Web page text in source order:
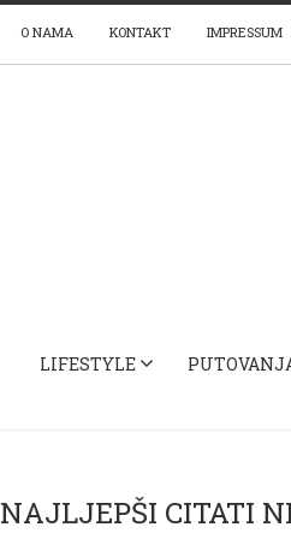
O NAMA KONTAKT IMPRESSUM
LIFESTYLE
NAJLJEPŠI CITATI